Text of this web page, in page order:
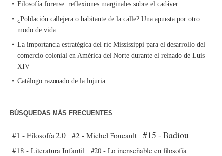
Filosofía forense: reflexiones marginales sobre el cadáver
¿Población callejera o habitante de la calle? Una apuesta por otro
modo de vida
La importancia estratégica del río Mississippi para el desarrollo del
comercio colonial en América del Norte durante el reinado de Luis
XIV
Catálogo razonado de la lujuria
BÚSQUEDAS MÁS FRECUENTES
#1 - Filosofía 2.0 #2 - Michel Foucault #15 - Badiou
#18 - Literatura Infantil #20 - Lo inenseñable en filosofía